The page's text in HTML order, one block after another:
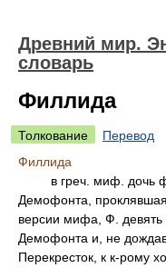
Древний мир.
словарь
Филлида
Толкование
Перевод
Филлида
в греч. миф. дочь
Демофонта,
версии мифа, Ф. девять
Демофонта и, не
Перекресток, к к-рому